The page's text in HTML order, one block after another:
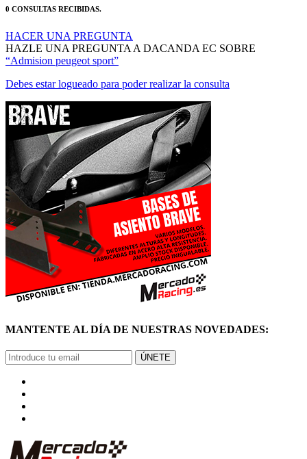
0 CONSULTAS RECIBIDAS.
HACER UNA PREGUNTA
HAZLE UNA PREGUNTA A DACANDA EC SOBRE
“Admision peugeot sport”
Debes estar logueado para poder realizar la consulta
MANTENTE AL DÍA DE NUESTRAS NOVEDADES:
ÚNETE